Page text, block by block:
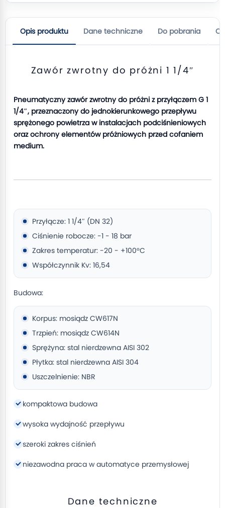
Opis produktu Dane techniczne Do pobrania
Zawór zwrotny do próżni 1 1/4″
Pneumatyczny zawór zwrotny do próżni z przyłączem G 1
1/4″, przeznaczony do jednokierunkowego przepływu
sprężonego powietrza w instalacjach podciśnieniowych
oraz ochrony elementów próżniowych przed cofaniem
medium.
Przyłącze: 1 1/4″ (DN 32)
Ciśnienie robocze: -1 - 18 bar
Zakres temperatur: -20 - +100°C
Współczynnik Kv: 16,54
Budowa:
Korpus: mosiądz CW617N
Trzpień: mosiądz CW614N
Sprężyna: stal nierdzewna AISI 302
Płytka: stal nierdzewna AISI 304
Uszczelnienie: NBR
kompaktowa budowa
wysoka wydajność przepływu
szeroki zakres ciśnień
niezawodna praca w automatyce przemysłowej
Dane techniczne